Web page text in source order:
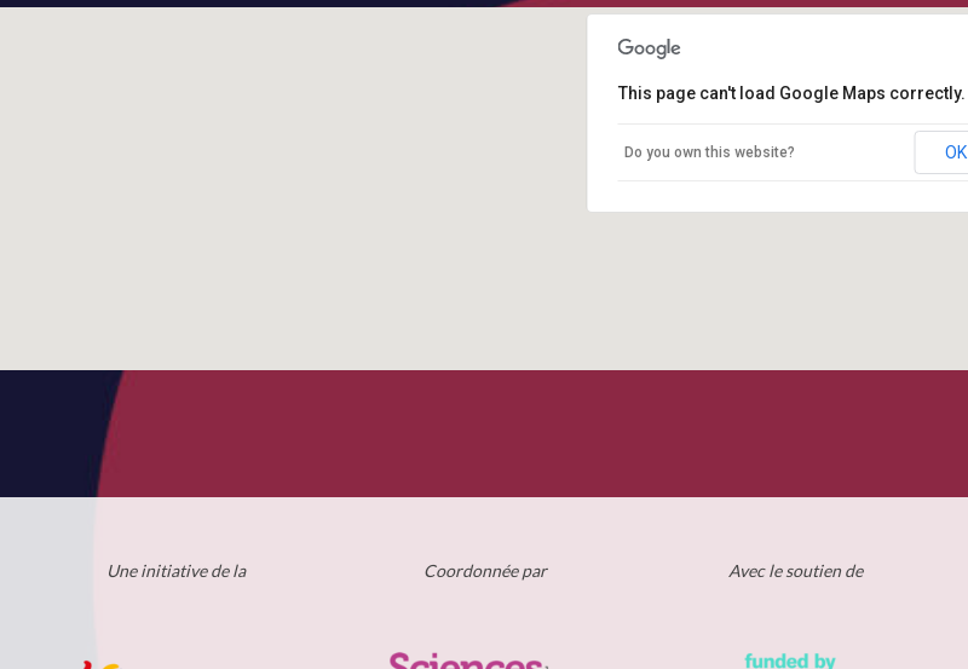
This page can't load Google Maps correctly.
Do you own this website? OK
Une initiative de la Coordonnée par Avec le soutien de